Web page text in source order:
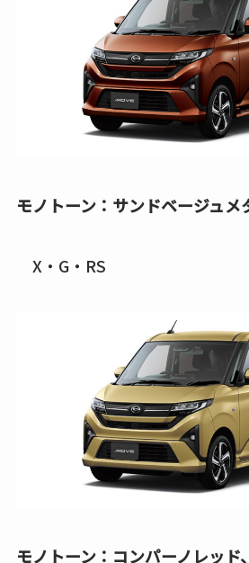
モノトーン：サンドベージュメ
X・G・RS
モノトーン：コンパーノレッド